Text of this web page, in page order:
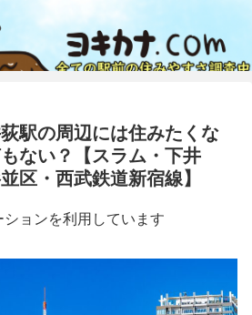
荻駅の周辺には住みたくな
ない？【スラム・下井
区・西武鉄道新宿線】
ョンを利用しています